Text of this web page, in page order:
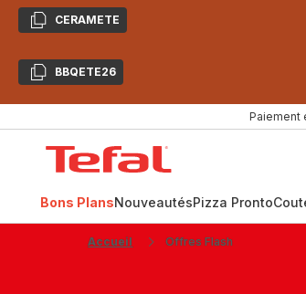
CopierCERAMETE
CopierBBQETE26
Paiement
Bons PlansNouveautésPizza Pronto
Accueil Offres Flash